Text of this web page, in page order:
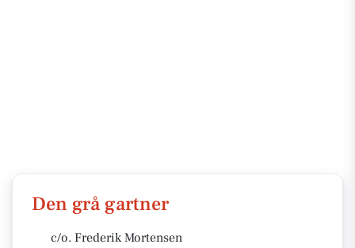
Den grå gartner
c/o. Frederik Mortensen